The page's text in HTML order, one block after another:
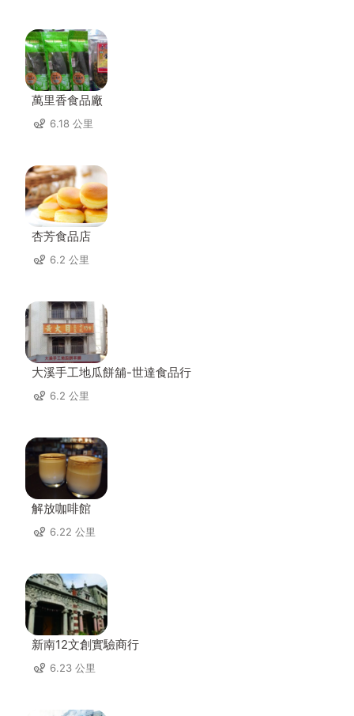
萬里香食品廠
6.18 公里
杏芳食品店
6.2 公里
大溪手工地瓜餅舖-世達食品行
6.2 公里
解放咖啡館
6.22 公里
新南12文創實驗商行
6.23 公里